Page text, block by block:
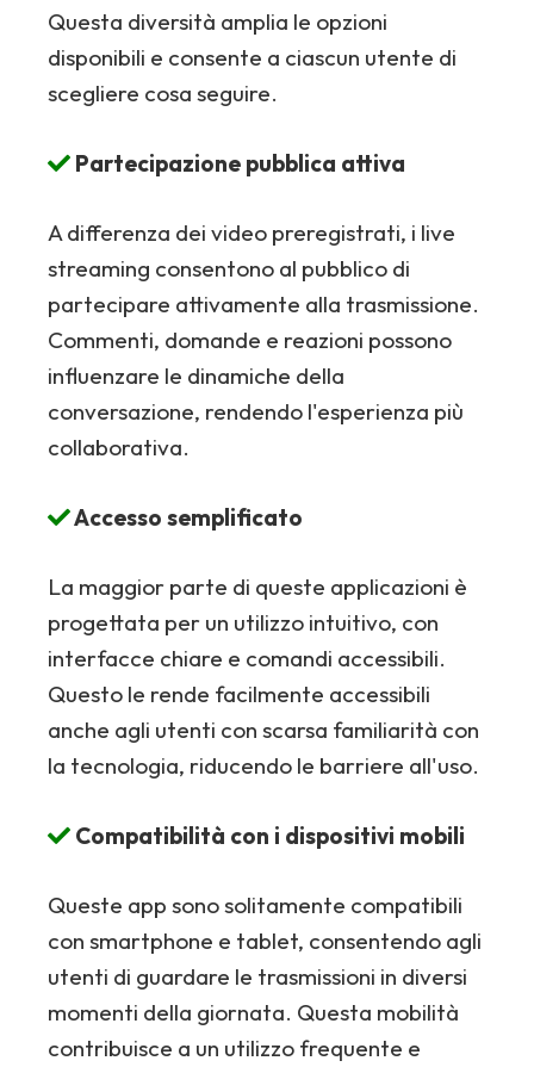
Questa diversità amplia le opzioni
disponibili e consente a ciascun utente di
scegliere cosa seguire.
Partecipazione pubblica attiva
A differenza dei video preregistrati, i live
streaming consentono al pubblico di
partecipare attivamente alla trasmissione.
Commenti, domande e reazioni possono
influenzare le dinamiche della
conversazione, rendendo l'esperienza più
collaborativa.
Accesso semplificato
La maggior parte di queste applicazioni è
progettata per un utilizzo intuitivo, con
interfacce chiare e comandi accessibili.
Questo le rende facilmente accessibili
anche agli utenti con scarsa familiarità con
la tecnologia, riducendo le barriere all'uso.
Compatibilità con i dispositivi mobili
Queste app sono solitamente compatibili
con smartphone e tablet, consentendo agli
utenti di guardare le trasmissioni in diversi
momenti della giornata. Questa mobilità
contribuisce a un utilizzo frequente e